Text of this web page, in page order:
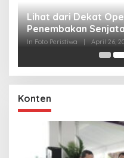
Lihat dari Dekat
Penembakan
In Foto Peristiwa April 26,
Konten